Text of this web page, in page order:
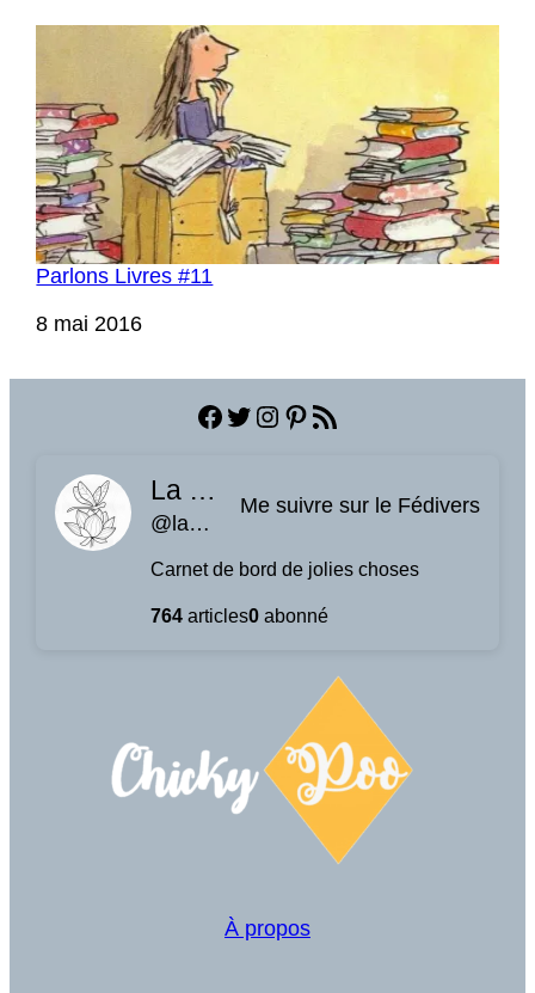
Parlons Livres #11
Date
8 mai 2016
Facebook
Twitter
Instagram
Pinterest
Flux RSS
La planque à libellules
@laplanquealibellules.fr@www.laplanquealibellules.fr
Me suivre sur le Fédivers
Carnet de bord de jolies choses
764 articles0 abonné
À propos